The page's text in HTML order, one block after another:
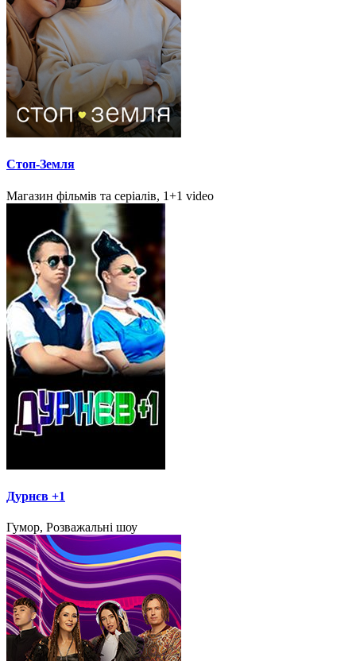
Стоп-Земля
Магазин фільмів та серіалів, 1+1 video
Дурнєв +1
Гумор, Розважальні шоу